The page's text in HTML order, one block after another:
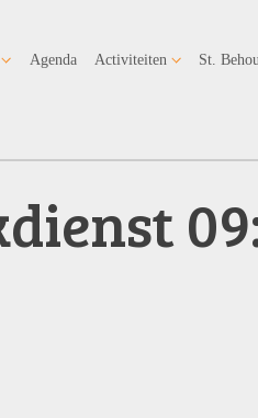
Agenda Activiteiten St.